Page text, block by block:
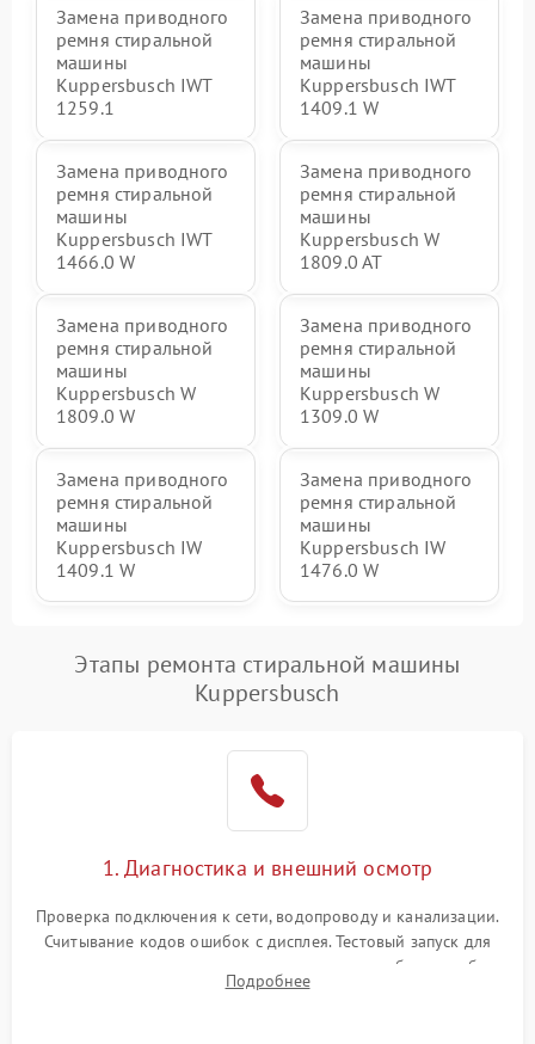
Замена приводного
ремня стиральной
машины
Kuppersbusch IWT
1259.1
Замена приводного
ремня стиральной
машины
Kuppersbusch IWT
1409.1 W
Замена приводного
ремня стиральной
машины
Kuppersbusch IWT
1466.0 W
Замена приводного
ремня стиральной
машины
Kuppersbusch W
1809.0 AT
Замена приводного
ремня стиральной
машины
Kuppersbusch W
1809.0 W
Замена приводного
ремня стиральной
машины
Kuppersbusch W
1309.0 W
Замена приводного
ремня стиральной
машины
Kuppersbusch IW
1409.1 W
Замена приводного
ремня стиральной
машины
Kuppersbusch IW
1476.0 W
Этапы ремонта стиральной машины
Kuppersbusch
1. Диагностика и внешний осмотр
Проверка подключения к сети, водопроводу и канализации.
Считывание кодов ошибок с дисплея. Тестовый запуск для
выявления посторонних шумов, протечек или сбоев в работе
электронного модуля управления.
Подробнее